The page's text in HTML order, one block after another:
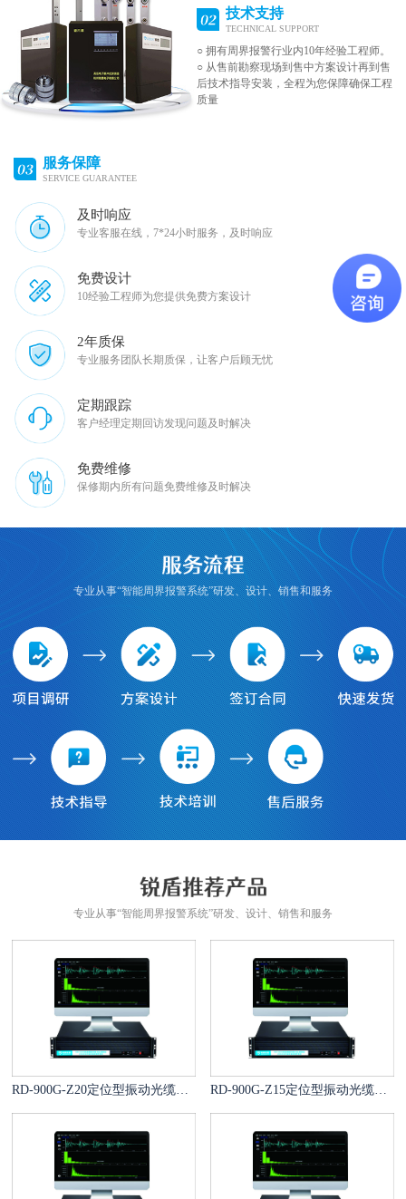
技术支持
TECHNICAL SUPPORT
○ 拥有周界报警行业内10年经验工程师。
○ 从售前勘察现场到售中方案设计再到售
后技术指导安装，全程为您保障确保工程
质量
服务保障
SERVICE GUARANTEE
及时响应
专业客服在线，7*24小时服务，及时响应
免费设计
10经验工程师为您提供免费方案设计
2年质保
专业服务团队长期质保，让客户后顾无忧
定期跟踪
客户经理定期回访发现问题及时解决
免费维修
保修期内所有问题免费维修及时解决
专业从事“智能周界报警系统”研发、设计、销售和服务
专业从事“智能周界报警系统”研发、设计、销售和服务
RD-900G-Z20定位型振动光缆报警系统 RD-900G-Z15定位型振动光缆报警系统